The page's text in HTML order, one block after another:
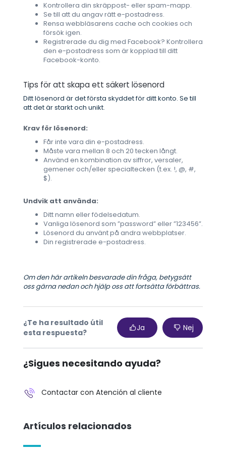
Kontrollera din skräppost- eller spam-mapp.
Se till att du angav rätt e-postadress.
Rensa webbläsarens cache och cookies och
försök igen.
Registrerade du dig med Facebook? Kontrollera
den e-postadress som är kopplad till ditt
Facebook-konto.
Tips för att skapa ett säkert lösenord
Ditt lösenord är det första skyddet för ditt konto. Se till
att det är starkt och unikt.
Krav för lösenord:
Får inte vara din e-postadress.
Måste vara mellan 8 och 20 tecken långt.
Använd en kombination av siffror, versaler,
gemener och/eller specialtecken (t.ex. !, @, #,
$).
Undvik att använda:
Ditt namn eller födelsedatum.
Vanliga lösenord som ”password” eller ”123456”.
Lösenord du använt på andra webbplatser.
Din registrerade e-postadress.
Om den här artikeln besvarade din fråga, betygsätt
oss gärna nedan och hjälp oss att fortsätta förbättras.
¿Te ha resultado útil
esta respuesta?
Ja Nej
¿Sigues necesitando ayuda?
Contactar con Atención al cliente
Artículos relacionados